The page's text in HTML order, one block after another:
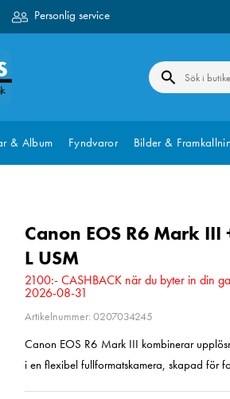
Personlig service
& Album Fyndvaror Bilder &
Canon EOS R6 Mark
L USM
2100:- CASHBACK när du byter in din
2026-08-31
Artikelnummer: 0207034245
Canon EOS R6 Mark III kombinerar
i en flexibel fullformatskamera, skapad för